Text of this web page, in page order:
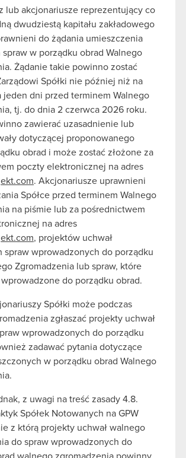
lub akcjonariusze reprezentujący co
dwudziestą kapitału zakładowego
do żądania umieszczenia
w porządku obrad Walnego
Żądanie takie powinno zostać
Spółki nie później niż na
jeden dni przed terminem Walnego
tj. do dnia 2 czerwca 2026 roku.
zawierać uzasadnienie lub
dotyczącej proponowanego
obrad i może zostać złożone za
poczty elektronicznej na adres
. Akcjonariusze uprawnieni
Spółce przed terminem Walnego
na piśmie lub za pośrednictwem
na adres
, projektów uchwał
spraw wprowadzonych do porządku
Zgromadzenia lub spraw, które
wprowadzone do porządku obrad.
Spółki może podczas
zgłaszać projekty uchwał
wprowadzonych do porządku
zadawać pytania dotyczące
w porządku obrad Walnego
z uwagi na treść zasady 4.8.
Spółek Notowanych na GPW
z którą projekty uchwał walnego
do spraw wprowadzonych do
walnego zgromadzenia powinny